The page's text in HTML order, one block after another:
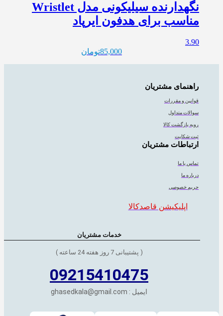
نگهدارنده سیلیکونی مدل Wristlet
مناسب برای هدفون ایرپاد
3.90
85,000تومان
راهنمای مشتریان
قوانین و مقررات
سوالات متداول
رویه بازگشت کالا
ثبت شکایت
ارتباطات مشتریان
تماس با ما
درباره ما
حریم خصوصی
اپلیکیشن قاصدکالا
خدمات مشتریان
( پشتیبانی 7 روز هفته 24 ساعته )
09215410475
ایمیل : ghasedkala@gmail.com